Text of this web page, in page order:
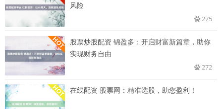
风险
275
股票炒股配资 锦盈多：开启财富新篇章，助你
实现财务自由
272
在线配资 股票网：精准选股，助您盈利！